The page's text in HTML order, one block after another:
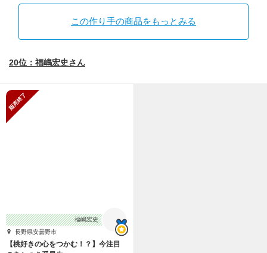
この作り手の商品をもっとみる
20位：福嶋宏史さん
福嶋宏史
長野県安曇野市
【桃好きの心をつかむ！？】今注目